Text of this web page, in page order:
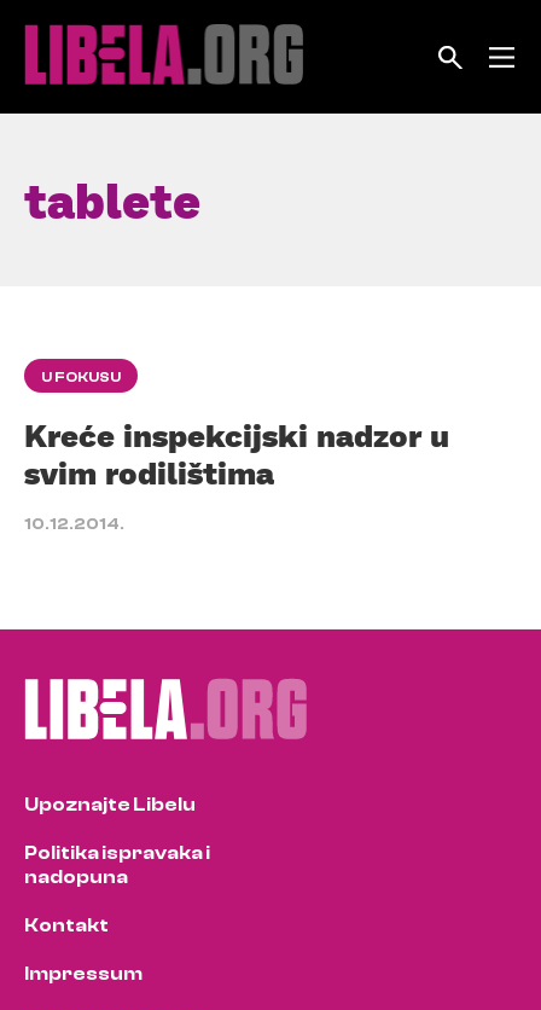
tablete
U FOKUSU
Kreće inspekcijski nadzor u
svim rodilištima
10.12.2014.
Upoznajte Libelu
Politika ispravaka i
nadopuna
Kontakt
Impressum